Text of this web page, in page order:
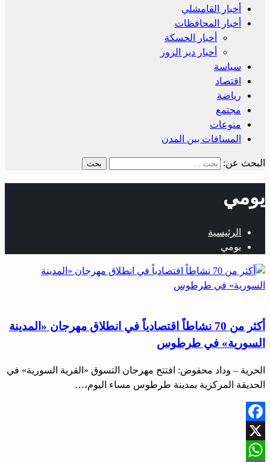
أخبار القامشلي
أخبار المحافظات
أخبار الحسكة
أحبار دير الزور
سياسة
اقتصاد
رياضة
مجتمع
منوعات
المسافات بين المدن
البحث عن:
يومي
الرئيسية
يومي
أكثر من 70 نشاطاً اقتصادياً في انطلاق مهرجان «المدينة
السورية» في طرطوس
الحرية – وداد محفوض: افتتح مهرجان التسوق «القرية السورية» في
الحديقة المركزية بمدينة طرطوس مساء اليوم،…
Facebook
X